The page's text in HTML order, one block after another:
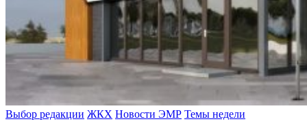
Выбор редакции ЖКХ Новости ЭМР Темы недели